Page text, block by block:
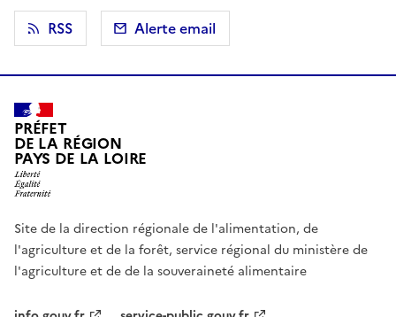
RSS
Alerte email
PRÉFET
DE LA RÉGION
PAYS DE LA LOIRE
Site de la direction régionale de l'alimentation, de
l'agriculture et de la forêt, service régional du ministère de
l'agriculture et de de la souveraineté alimentaire